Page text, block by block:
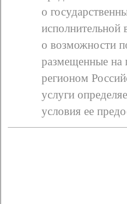
о
исполнительной
о возможности
размещенные на
регионом
услуги
условия ее